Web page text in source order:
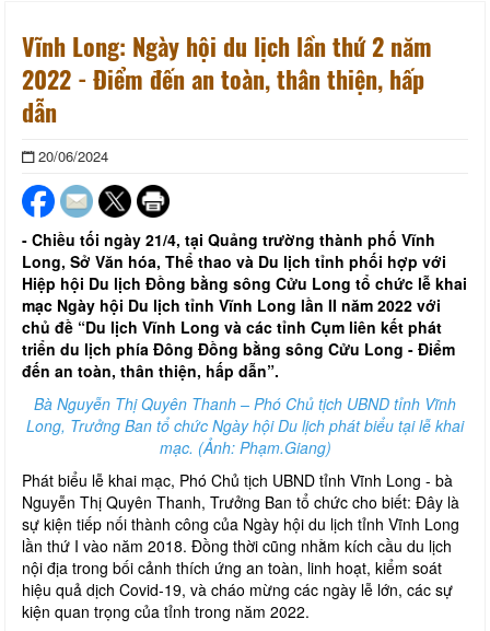
Vĩnh Long: Ngày hội du lịch lần thứ 2 năm
2022 - Điểm đến an toàn, thân thiện, hấp
dẫn
20/06/2024
- Chiều tối ngày 21/4, tại Quảng trường thành phố Vĩnh
Long, Sở Văn hóa, Thể thao và Du lịch tỉnh phối hợp với
Hiệp hội Du lịch Đồng bằng sông Cửu Long tổ chức lễ khai
mạc Ngày hội Du lịch tỉnh Vĩnh Long lần II năm 2022 với
chủ đề “Du lịch Vĩnh Long và các tỉnh Cụm liên kết phát
triển du lịch phía Đông Đồng bằng sông Cửu Long - Điểm
đến an toàn, thân thiện, hấp dẫn”.
Bà Nguyễn Thị Quyên Thanh – Phó Chủ tịch UBND tỉnh Vĩnh
Long, Trưởng Ban tổ chức Ngày hội Du lịch phát biểu tại lễ khai
mạc. (Ảnh: Phạm.Giang)
Phát biểu lễ khai mạc, Phó Chủ tịch UBND tỉnh Vĩnh Long - bà
Nguyễn Thị Quyên Thanh, Trưởng Ban tổ chức cho biết: Đây là
sự kiện tiếp nối thành công của Ngày hội du lịch tỉnh Vĩnh Long
lần thứ I vào năm 2018. Đồng thời cũng nhằm kích cầu du lịch
nội địa trong bối cảnh thích ứng an toàn, linh hoạt, kiểm soát
hiệu quả dịch Covid-19, và cháo mừng các ngày lễ lớn, các sự
kiện quan trọng của tỉnh trong năm 2022.